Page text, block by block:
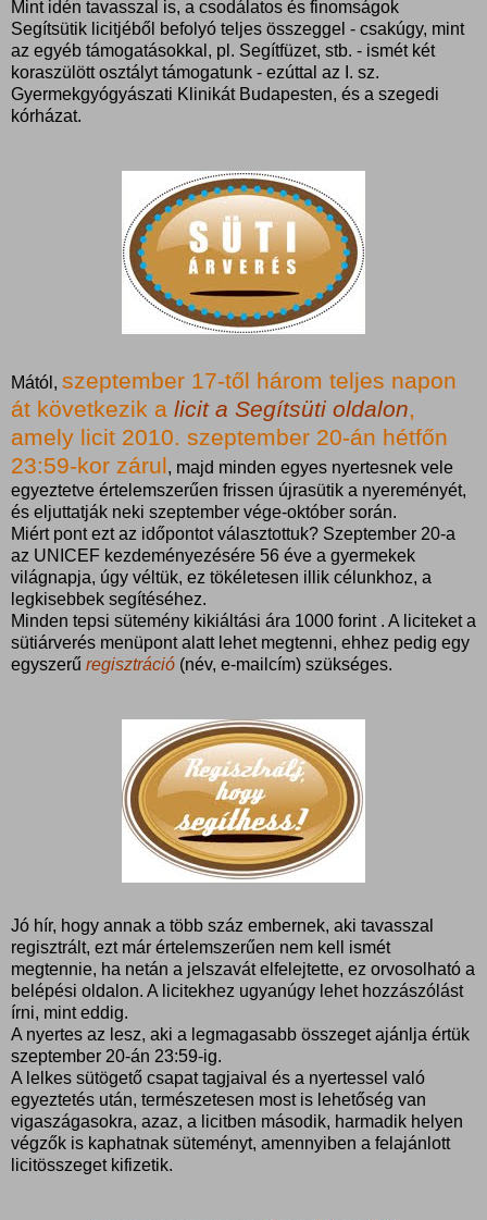
Mint idén tavasszal is, a csodálatos és finomságok
Segítsütik licitjéből befolyó teljes összeggel - csakúgy, mint
az egyéb támogatásokkal, pl. Segítfüzet, stb. - ismét két
koraszülött osztályt támogatunk - ezúttal az I. sz.
Gyermekgyógyászati Klinikát Budapesten, és a szegedi
kórházat.
Mától, szeptember 17-től három teljes napon
át következik a licit a Segítsüti oldalon,
amely licit 2010. szeptember 20-án hétfőn
23:59-kor zárul, majd minden egyes nyertesnek vele
egyeztetve értelemszerűen frissen újrasütik a nyereményét,
és eljuttatják neki szeptember vége-október során.
Miért pont ezt az időpontot választottuk? Szeptember 20-a
az UNICEF kezdeményezésére 56 éve a gyermekek
világnapja, úgy véltük, ez tökéletesen illik célunkhoz, a
legkisebbek segítéséhez.
Minden tepsi sütemény kikiáltási ára 1000 forint . A liciteket a
sütiárverés menüpont alatt lehet megtenni, ehhez pedig egy
egyszerű regisztráció (név, e-mailcím) szükséges.
Jó hír, hogy annak a több száz embernek, aki tavasszal
regisztrált, ezt már értelemszerűen nem kell ismét
megtennie, ha netán a jelszavát elfelejtette, ez orvosolható a
belépési oldalon. A licitekhez ugyanúgy lehet hozzászólást
írni, mint eddig.
A nyertes az lesz, aki a legmagasabb összeget ajánlja értük
szeptember 20-án 23:59-ig.
A lelkes sütögető csapat tagjaival és a nyertessel való
egyeztetés után, természetesen most is lehetőség van
vigaszágasokra, azaz, a licitben második, harmadik helyen
végzők is kaphatnak süteményt, amennyiben a felajánlott
licitösszeget kifizetik.